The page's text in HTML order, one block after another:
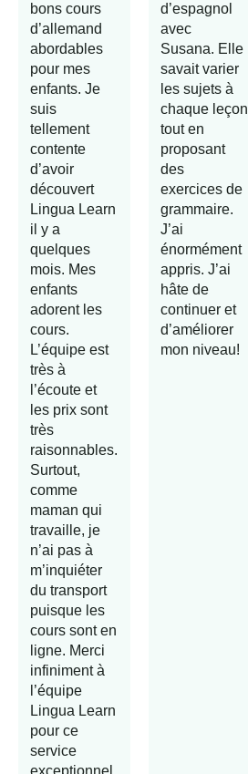
bons cours
d’allemand
abordables
pour mes
enfants. Je
suis
tellement
contente
d’avoir
découvert
Lingua Learn
il y a
quelques
mois. Mes
enfants
adorent les
cours.
L’équipe est
très à
l’écoute et
les prix sont
très
raisonnables.
Surtout,
comme
maman qui
travaille, je
n’ai pas à
m’inquiéter
du transport
puisque les
cours sont en
ligne. Merci
infiniment à
l’équipe
Lingua Learn
pour ce
service
d’espagnol
avec
Susana. Elle
savait varier
les sujets à
chaque leçon
tout en
proposant
des
exercices de
grammaire.
J’ai
énormément
appris. J’ai
hâte de
continuer et
d’améliorer
mon niveau!